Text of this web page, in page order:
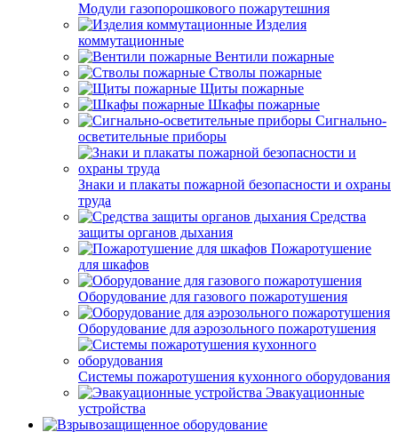
Модули газопорошкового пожарутешния
Изделия
коммутационные
Вентили пожарные
Стволы пожарные
Щиты пожарные
Шкафы пожарные
Сигнально-
осветительные приборы
Знаки и плакаты пожарной безопасности и охраны
труда
Средства
защиты органов дыхания
Пожаротушение
для шкафов
Оборудование для газового пожаротушения
Оборудование для аэрозольного пожаротушения
Системы пожаротушения кухонного оборудования
Эвакуационные
устройства